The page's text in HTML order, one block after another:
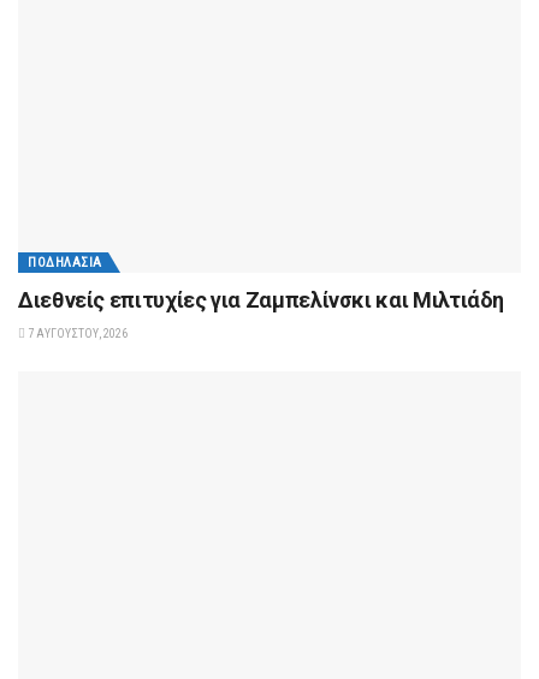
ΠΟΔΗΛΑΣΊΑ
Διεθνείς επιτυχίες για Ζαμπελίνσκι και Μιλτιάδη
7 ΑΥΓΟΎΣΤΟΥ, 2026